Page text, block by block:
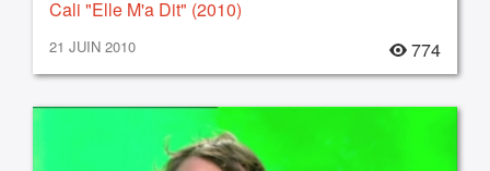
Cali "Elle M'a Dit" (2010)
21 JUIN 2010 774